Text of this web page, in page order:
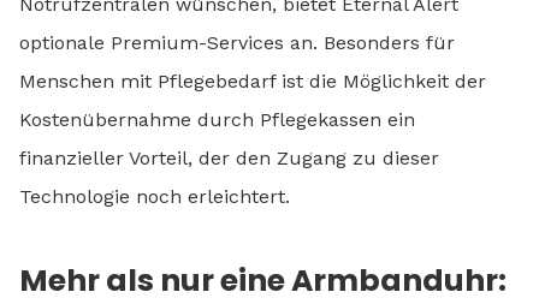
Notrufzentralen wünschen, bietet Eternal Alert
optionale Premium-Services an. Besonders für
Menschen mit Pflegebedarf ist die Möglichkeit der
Kostenübernahme durch Pflegekassen ein
finanzieller Vorteil, der den Zugang zu dieser
Technologie noch erleichtert.
Mehr als nur eine Armbanduhr: